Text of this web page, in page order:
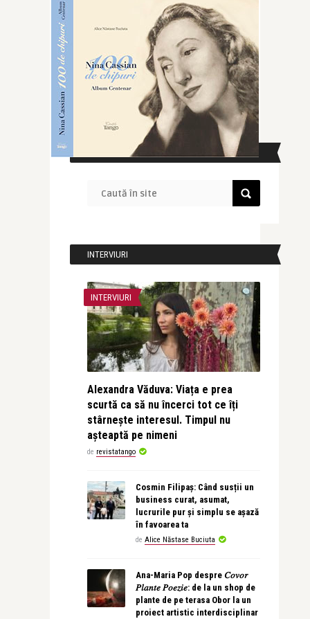
CAUTĂ ÎN SITE
INTERVIURI
INTERVIURI
Alexandra Văduva: Viața e prea
scurtă ca să nu încerci tot ce îți
stârnește interesul. Timpul nu
așteaptă pe nimeni
de revistatango
Cosmin Filipaș: Când susții un
business curat, asumat,
lucrurile pur și simplu se așază
în favoarea ta
de Alice Năstase Buciuta
Ana-Maria Pop despre 𝐶𝑜𝑣𝑜𝑟
𝑃𝑙𝑎𝑛𝑡𝑒 𝑃𝑜𝑒𝑧𝑖𝑒: de la un shop de
plante de pe terasa Obor la un
proiect artistic interdisciplinar